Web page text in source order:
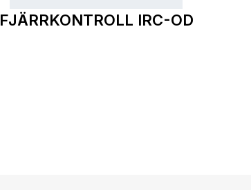
FJÄRRKONTROLL IRC-OD